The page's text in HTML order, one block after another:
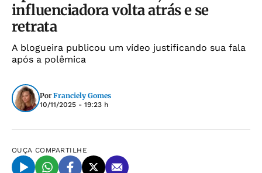
influenciadora volta atrás e se
retrata
A blogueira publicou um vídeo justificando sua fala
após a polêmica
Por Franciely Gomes
10/11/2025 - 19:23 h
OUÇA COMPARTILHE